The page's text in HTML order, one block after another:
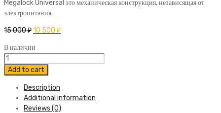
Megalock Universal это механическая конструкция, независящая от
электропитания.
15 000₽10 500 ₽
В наличии
Замок
капота
Megalock
Universal
quantity
Add to cart
Description
Additional information
Reviews (0)